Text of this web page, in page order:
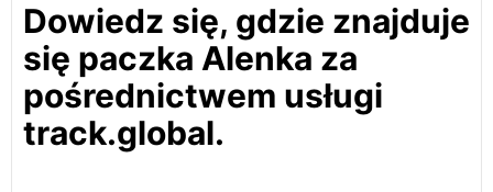
Dowiedz się, gdzie znajduje
się paczka Alenka za
pośrednictwem usługi
track.global.